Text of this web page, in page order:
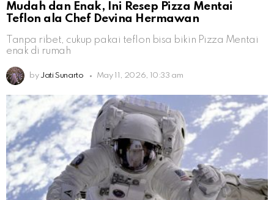
Mudah dan Enak, Ini Resep Pizza Mentai
Teflon ala Chef Devina Hermawan
Tanpa ribet, cukup pakai teflon bisa bikin Pizza Mentai
enak di rumah
by Jati Sunarto May 11, 2026, 10:33 am